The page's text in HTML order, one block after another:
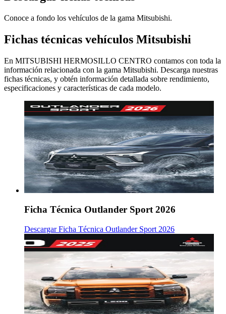
Conoce a fondo los vehículos de la gama Mitsubishi.
Fichas técnicas vehículos Mitsubishi
En MITSUBISHI HERMOSILLO CENTRO contamos con toda la
información relacionada con la gama Mitsubishi. Descarga nuestras
fichas técnicas, y obtén información detallada sobre rendimiento,
especificaciones y características de cada modelo.
Ficha Técnica Outlander Sport 2026
Descargar Ficha Técnica Outlander Sport 2026